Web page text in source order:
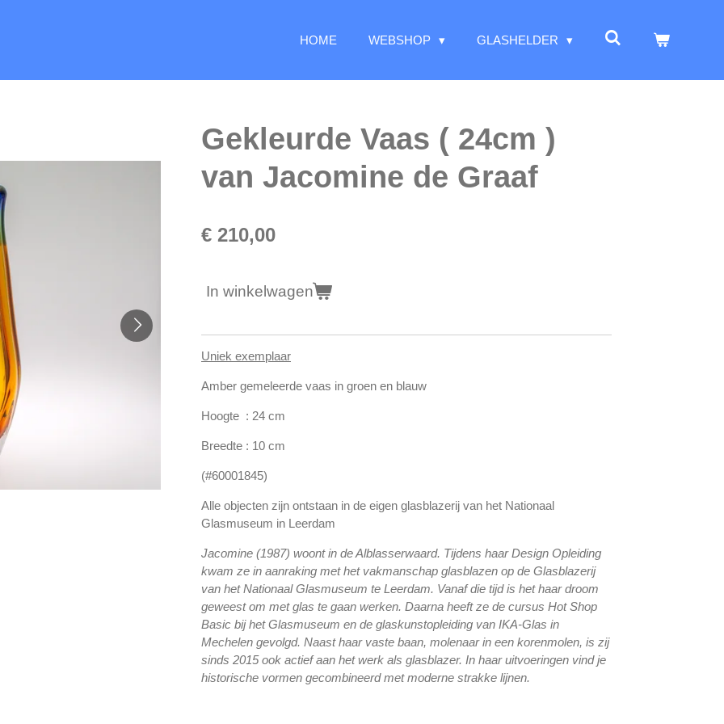
HOME WEBSHOP GLASHELDER
Gekleurde Vaas ( 24cm )
van Jacomine de Graaf
€ 210,00
In winkelwagen
Uniek exemplaar
Amber gemeleerde vaas in groen en blauw
Hoogte : 24 cm
Breedte : 10 cm
(#60001845)
Alle objecten zijn ontstaan in de eigen glasblazerij van het Nationaal
Glasmuseum in Leerdam
Jacomine (1987) woont in de Alblasserwaard. Tijdens haar Design Opleiding
kwam ze in aanraking met het vakmanschap glasblazen op de Glasblazerij
van het Nationaal Glasmuseum te Leerdam. Vanaf die tijd is het haar droom
geweest om met glas te gaan werken. Daarna heeft ze de cursus Hot Shop
Basic bij het Glasmuseum en de glaskunstopleiding van IKA-Glas in
Mechelen gevolgd. Naast haar vaste baan, molenaar in een korenmolen, is zij
sinds 2015 ook actief aan het werk als glasblazer. In haar uitvoeringen vind je
historische vormen gecombineerd met moderne strakke lijnen.